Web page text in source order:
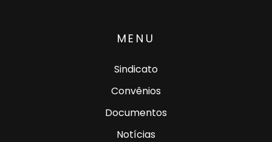
MENU
Sindicato
Convênios
Documentos
Notícias